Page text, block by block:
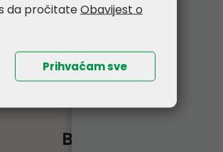
Besplatna dostava
da pročitateObavijest o
Prihvaćam sve